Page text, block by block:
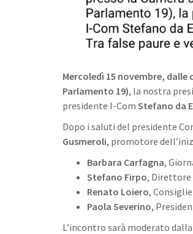
Mercoledì 15 novembre, dalle
Parlamento 19), la nostra
presidente I-Com Stefano da
Dopo i saluti del presidente
Gusmeroli, promotore
Barbara Carfagna,
Stefano Firpo, Direttore
Renato Loiero,
Paola Severino,
L’incontro sarà moderato